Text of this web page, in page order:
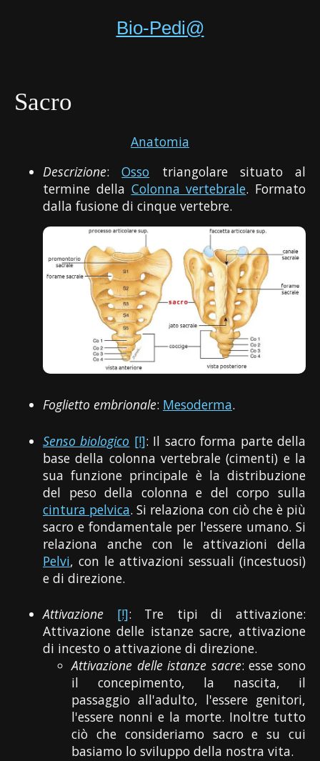
Bio-Pedi@
Sacro
Anatomia
Descrizione:Osso triangolare situato al
termine della Colonna vertebrale. Formato
dalla fusione di cinque vertebre.
Foglietto embrionale: Mesoderma.
Senso biologico [!]: Il sacro forma parte della
base della colonna vertebrale (cimenti) e la
sua funzione principale è la distribuzione
del peso della colonna e del corpo sulla
cintura pelvica. Si relaziona con ciò che è più
sacro e fondamentale per l'essere umano. Si
relaziona anche con le attivazioni della
Pelvi, con le attivazioni sessuali (incestuosi)
e di direzione.
Attivazione [!]: Tre tipi di attivazione:
Attivazione delle istanze sacre, attivazione
di incesto o attivazione di direzione.
Attivazione delle istanze sacre: esse sono
il concepimento, la nascita, il
passaggio all'adulto, l'essere genitori,
l'essere nonni e la morte. Inoltre tutto
ciò che consideriamo sacro e su cui
basiamo lo sviluppo della nostra vita.